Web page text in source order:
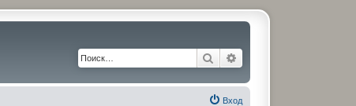
Поиск
Вход